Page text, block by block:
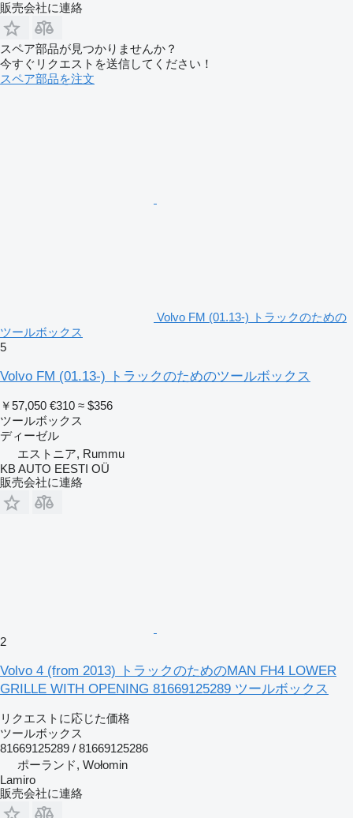
販売会社に連絡
スペア部品が見つかりませんか？
今すぐリクエストを送信してください！
スペア部品を注文
Volvo FM (01.13-) トラックのための
ツールボックス
5
Volvo FM (01.13-) トラックのためのツールボックス
￥57,050 €310 ≈ $356
ツールボックス
ディーゼル
エストニア, Rummu
KB AUTO EESTI OÜ
販売会社に連絡
2
Volvo 4 (from 2013) トラックのためのMAN FH4 LOWER
GRILLE WITH OPENING 81669125289 ツールボックス
リクエストに応じた価格
ツールボックス
81669125289 / 81669125286
ポーランド, Wołomin
Lamiro
販売会社に連絡